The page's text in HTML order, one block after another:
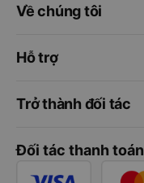
Về chúng tôi
Hỗ trợ
Trở thành đối tác
Đối tác thanh toán